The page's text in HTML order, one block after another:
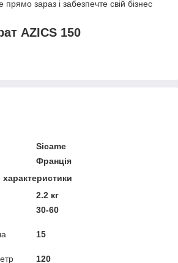
зараз і забезпечте свій бізнес
AZICS 150
Sicame
Франція
2.2 кг
30-60
15
120